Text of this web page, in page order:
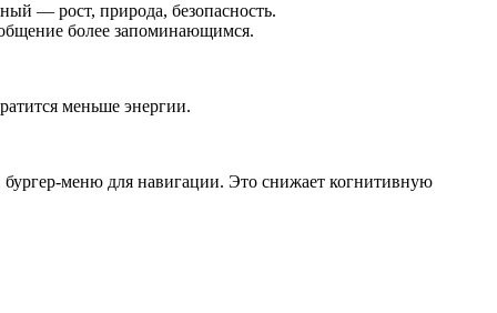
— рост, природа, безопасность.
более запоминающимся.
меньше энергии.
бургер-меню для навигации. Это снижает когнитивную